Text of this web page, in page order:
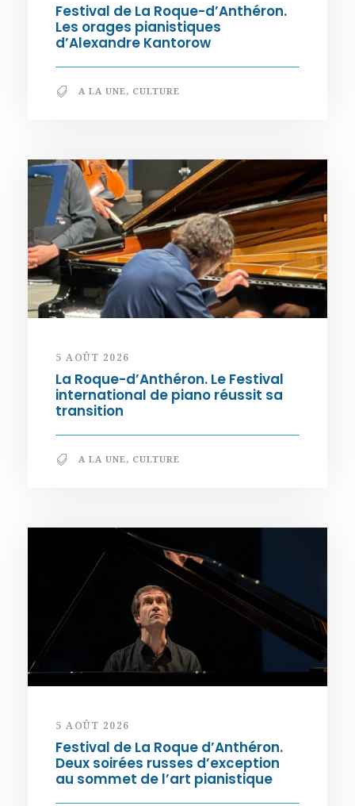
Festival de La Roque-d’Anthéron.
Les orages pianistiques
d’Alexandre Kantorow
A LA UNE, CULTURE
5 AOÛT 2026
La Roque-d’Anthéron. Le Festival
international de piano réussit sa
transition
A LA UNE, CULTURE
5 AOÛT 2026
Festival de La Roque d’Anthéron.
Deux soirées russes d’exception
au sommet de l’art pianistique